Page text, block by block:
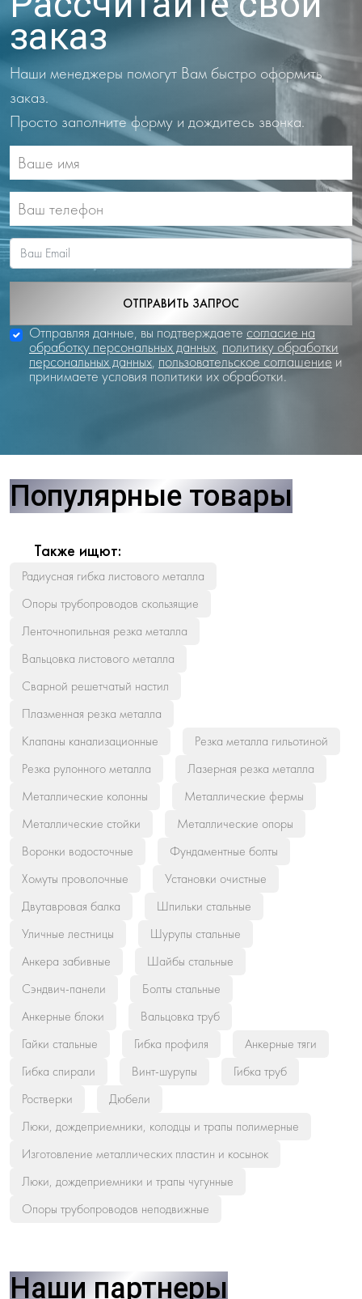
заказ
Наши менеджеры помогут Вам быстро оформить
заказ.
Просто заполните форму и дождитесь звонка.
ОТПРАВИТЬ ЗАПРОС
Отправляя данные, вы подтверждаете согласие на
обработку персональных данных, политику обработки
персональных данных, пользовательское соглашение и
принимаете условия политики их обработки.
Популярные товары
Также ищют:
Радиусная гибка листового металла
Опоры трубопроводов скользящие
Ленточнопильная резка металла
Вальцовка листового металла
Сварной решетчатый настил
Плазменная резка металла
Клапаны канализационные
Резка металла гильотиной
Резка рулонного металла
Лазерная резка металла
Металлические колонны
Металлические фермы
Металлические стойки
Металлические опоры
Воронки водосточные
Фундаментные болты
Хомуты проволочные
Установки очистные
Двутавровая балка
Шпильки стальные
Уличные лестницы
Шурупы стальные
Анкера забивные
Шайбы стальные
Сэндвич-панели
Болты стальные
Анкерные блоки
Вальцовка труб
Гайки стальные
Гибка профиля
Анкерные тяги
Гибка спирали
Винт-шурупы
Гибка труб
Ростверки
Дюбели
Люки, дождеприемники, колодцы и трапы полимерные
Изготовление металлических пластин и косынок
Люки, дождеприемники и трапы чугунные
Опоры трубопроводов неподвижные
Наши партнеры